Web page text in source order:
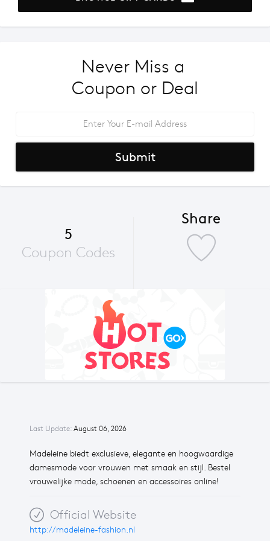
Last Update: August 06, 2026
Madeleine biedt exclusieve, elegante en hoogwaardige
damesmode voor vrouwen met smaak en stijl. Bestel
vrouwelijke mode, schoenen en accessoires online!
Official Website
http://madeleine-fashion.nl
Never Miss a
Coupon or Deal
Submit
5
Coupon Codes
Share